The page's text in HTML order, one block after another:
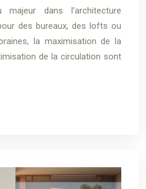
dans l’architecture
des bureaux, des lofts ou
la maximisation de la
de la circulation sont